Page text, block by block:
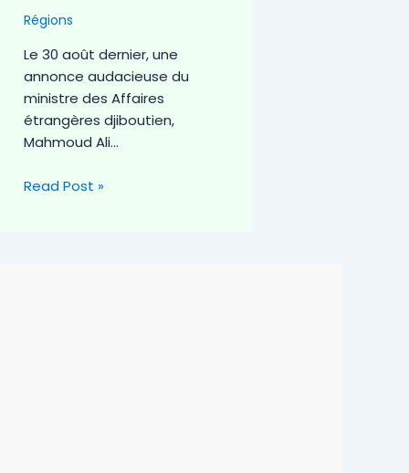
Régions
Le 30 août dernier, une
annonce audacieuse du
ministre des Affaires
étrangères djiboutien,
Mahmoud Ali…
Read Post »